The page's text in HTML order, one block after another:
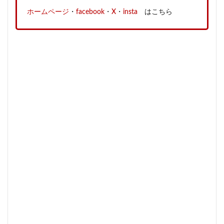
ホームページ ・ facebook ・ X ・ insta はこちら